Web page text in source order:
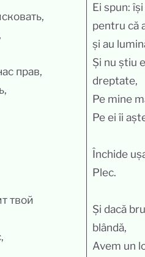
прав,
твой
Ei spun:
pentru că
și au
Și nu știu
dreptate,
Pe mine
Pe ei îi
Închide
Plec.
Și dacă
blândă,
Avem un